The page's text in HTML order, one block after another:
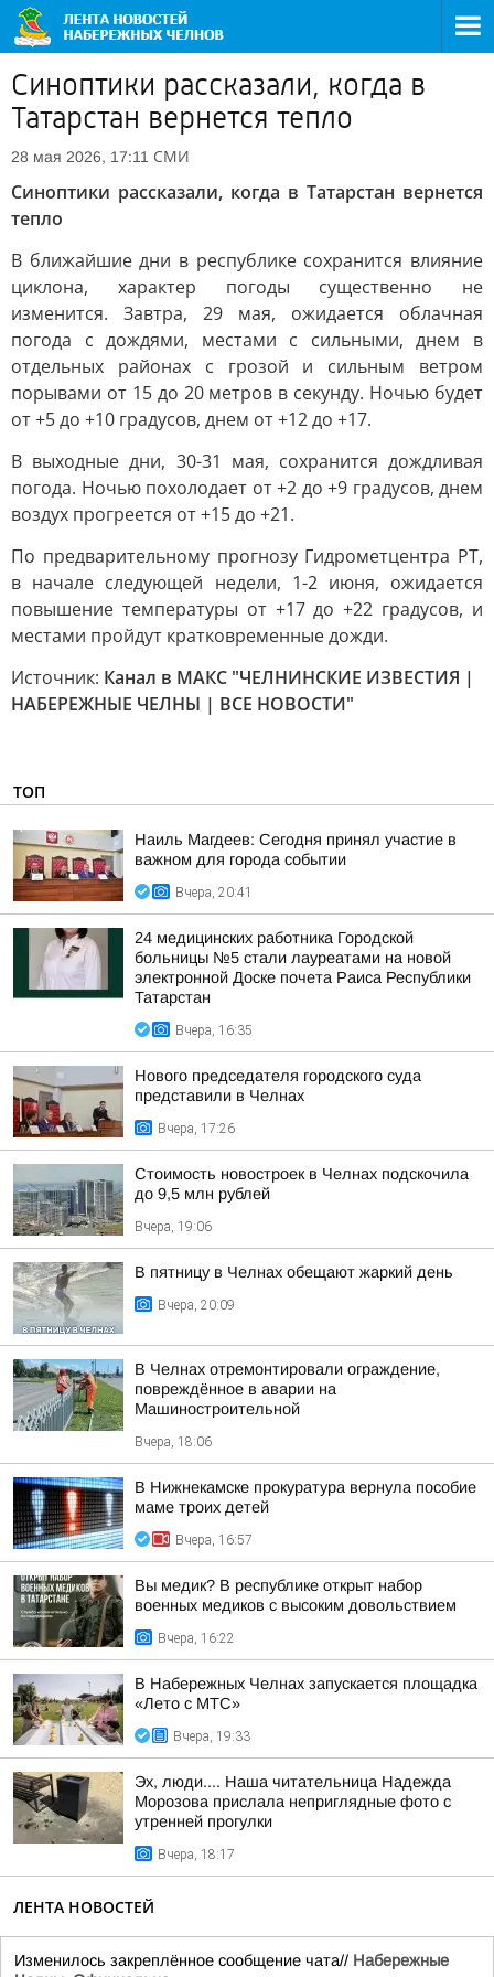
Синоптики рассказали, когда в
Татарстан вернется тепло
28 мая 2026, 17:11 СМИ
Синоптики рассказали, когда в Татарстан вернется
тепло
В ближайшие дни в республике сохранится влияние
циклона, характер погоды существенно не
изменится. Завтра, 29 мая, ожидается облачная
погода с дождями, местами с сильными, днем в
отдельных районах с грозой и сильным ветром
порывами от 15 до 20 метров в секунду. Ночью будет
от +5 до +10 градусов, днем от +12 до +17.
В выходные дни, 30-31 мая, сохранится дождливая
погода. Ночью похолодает от +2 до +9 градусов, днем
воздух прогреется от +15 до +21.
По предварительному прогнозу Гидрометцентра РТ,
в начале следующей недели, 1-2 июня, ожидается
повышение температуры от +17 до +22 градусов, и
местами пройдут кратковременные дожди.
Источник: Канал в МАКС "ЧЕЛНИНСКИЕ ИЗВЕСТИЯ |
НАБЕРЕЖНЫЕ ЧЕЛНЫ | ВСЕ НОВОСТИ"
ТОП
Наиль Магдеев: Сегодня принял участие в
важном для города событии
Вчера, 20:41
24 медицинских работника Городской
больницы №5 стали лауреатами на новой
электронной Доске почета Раиса Республики
Татарстан
Вчера, 16:35
Нового председателя городского суда
представили в Челнах
Вчера, 17:26
Стоимость новостроек в Челнах подскочила
до 9,5 млн рублей
Вчера, 19:06
В пятницу в Челнах обещают жаркий день
Вчера, 20:09
В Челнах отремонтировали ограждение,
повреждённое в аварии на
Машиностроительной
Вчера, 18:06
В Нижнекамске прокуратура вернула пособие
маме троих детей
Вчера, 16:57
Вы медик? В республике открыт набор
военных медиков с высоким довольствием
Вчера, 16:22
В Набережных Челнах запускается площадка
«Лето с МТС»
Вчера, 19:33
Эх, люди.... Наша читательница Надежда
Морозова прислала неприглядные фото с
утренней прогулки
Вчера, 18:17
ЛЕНТА НОВОСТЕЙ
Изменилось закреплённое сообщение чата// Набережные